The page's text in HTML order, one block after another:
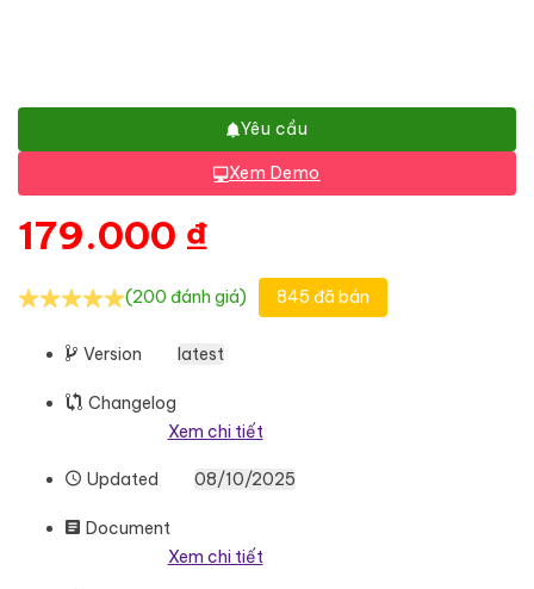
Yêu cầu
Xem Demo
179.000 ₫
(200 đánh giá) 845 đã bán
Version latest
Changelog
Xem chi tiết
Updated 08/10/2025
Document
Xem chi tiết